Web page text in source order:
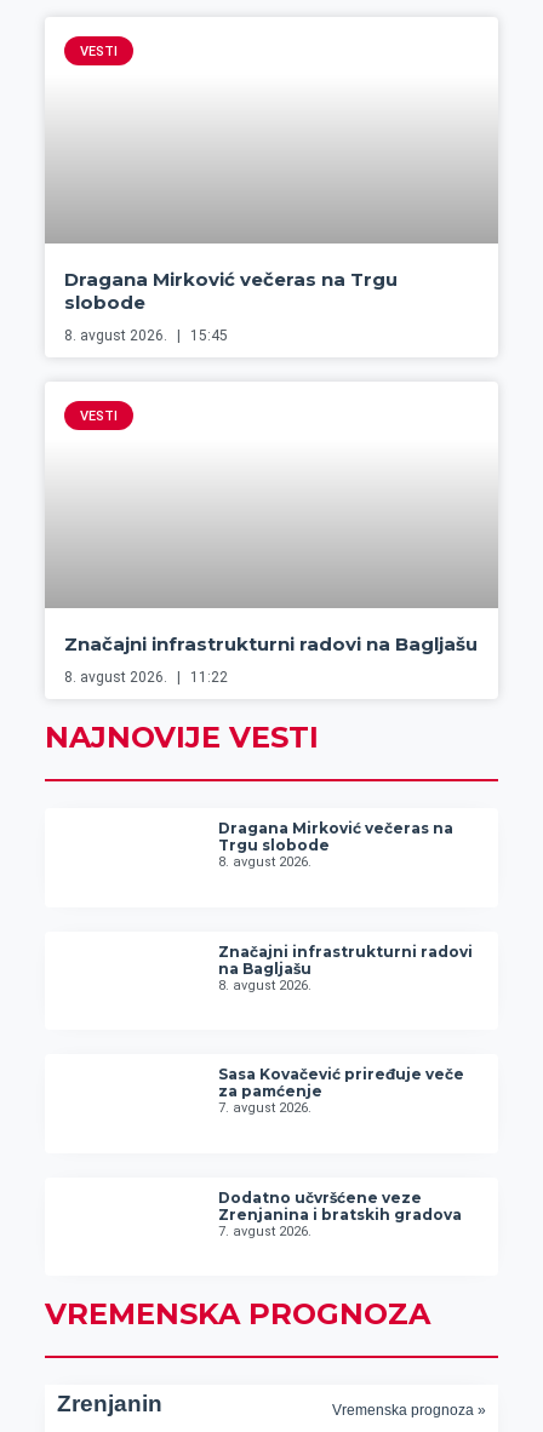
VESTI
Dragana Mirković večeras na Trgu
slobode
8. avgust 2026. 15:45
VESTI
Značajni infrastrukturni radovi na Bagljašu
8. avgust 2026. 11:22
NAJNOVIJE VESTI
Dragana Mirković večeras na
Trgu slobode
8. avgust 2026.
Značajni infrastrukturni radovi
na Bagljašu
8. avgust 2026.
Sasa Kovačević priređuje veče
za pamćenje
7. avgust 2026.
Dodatno učvršćene veze
Zrenjanina i bratskih gradova
7. avgust 2026.
VREMENSKA PROGNOZA